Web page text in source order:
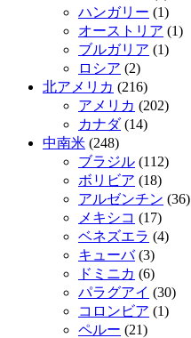
ハンガリー (1)
オーストリア (1)
ブルガリア (1)
ロシア (2)
北アメリカ (216)
アメリカ (202)
カナダ(14)
中南米 (248)
ブラジル (112)
ボリビア (18)
アルゼンチン (36)
メキシコ (17)
ベネズエラ (4)
キューバ(3)
ドミニカ (6)
パラグアイ (30)
コロンビア (1)
ペルー (21)